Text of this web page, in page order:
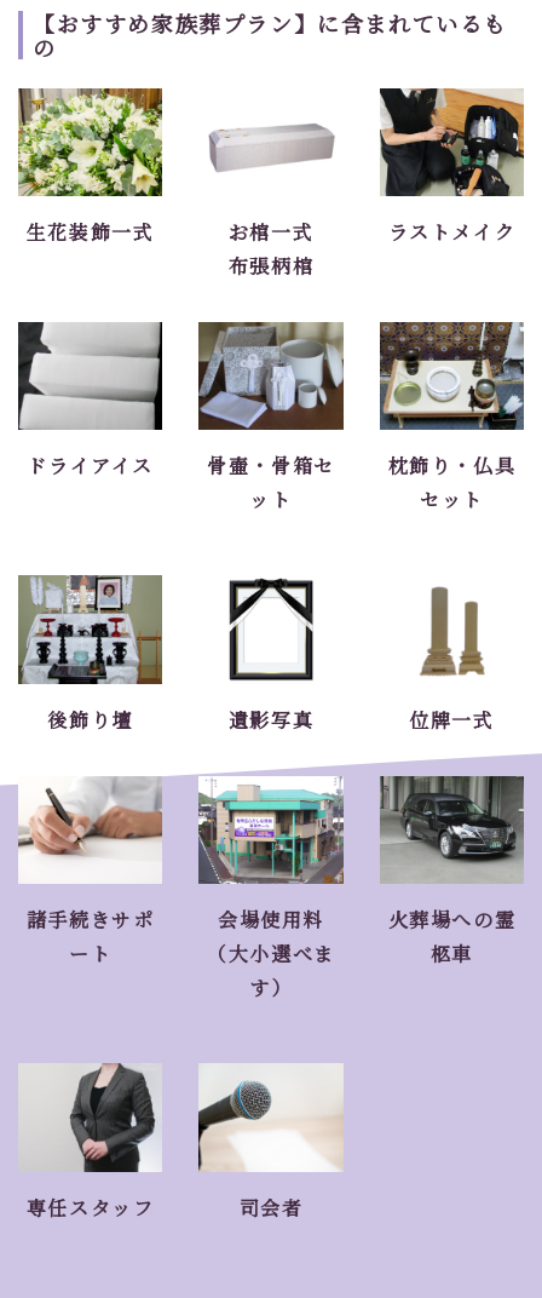
【おすすめ家族葬プラン】に含まれているも
の
生花装飾一式
お棺一式
布張柄棺
ラストメイク
ドライアイス
骨壷・骨箱セ
ット
枕飾り・仏具
セット
後飾り壇 遺影写真 位牌一式
諸手続きサポ
ート
会場使用料
（大小選べま
す）
火葬場への霊
柩車
専任スタッフ 司会者